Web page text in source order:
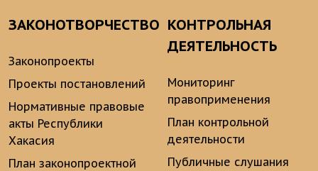
ЗАКОНОТВОРЧЕСТВО
Законопроекты
Проекты постановлений
Нормативные правовые
акты Республики
Хакасия
План законопроектной
КОНТРОЛЬНАЯ
ДЕЯТЕЛЬНОСТЬ
Мониторинг
правоприменения
План контрольной
деятельности
Публичные слушания